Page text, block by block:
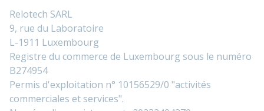
Relotech SARL
9, rue du Laboratoire
L-1911 Luxembourg
Registre du commerce de Luxembourg sous le numéro
B274954
Permis d'exploitation n° 10156529/0 "activités
commerciales et services".